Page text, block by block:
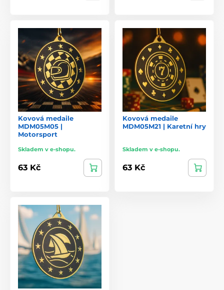
Kovová medaile
MDM05M05 |
Motorsport
Skladem v e-shopu.
63 Kč
Kovová medaile
MDM05M21 | Karetní hry
Skladem v e-shopu.
63 Kč